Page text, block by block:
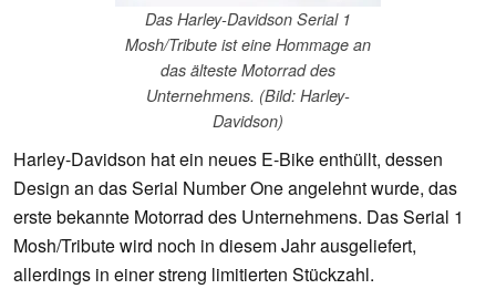
Das Harley-Davidson Serial 1
Mosh/Tribute ist eine Hommage an
das älteste Motorrad des
Unternehmens. (Bild: Harley-
Davidson)
Harley-Davidson hat ein neues E-Bike enthüllt, dessen
Design an das Serial Number One angelehnt wurde, das
erste bekannte Motorrad des Unternehmens. Das Serial 1
Mosh/Tribute wird noch in diesem Jahr ausgeliefert,
allerdings in einer streng limitierten Stückzahl.